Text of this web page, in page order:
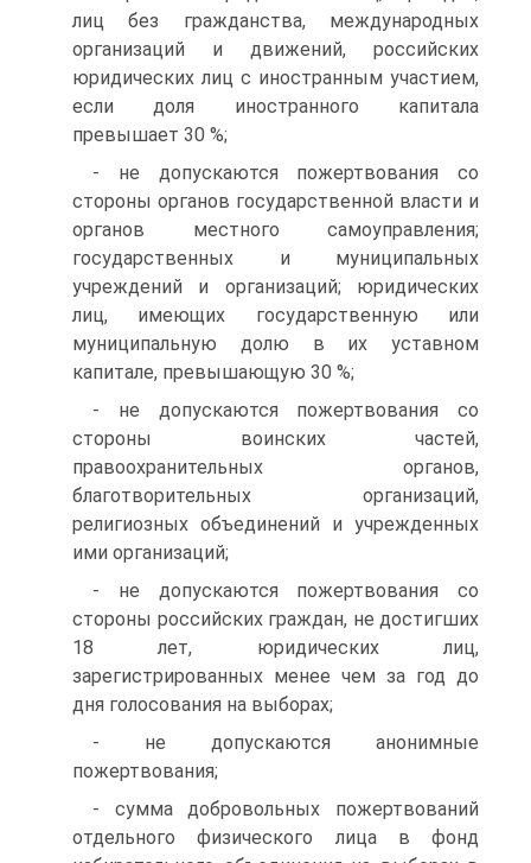
лиц без гражданства, международных
организаций и движений, российских
юридических лиц с иностранным участием,
если доля иностранного капитала
превышает 30 %;
- не допускаются пожертвования со
стороны органов государственной власти и
органов местного самоуправления;
государственных и муниципальных
учреждений и организаций; юридических
лиц, имеющих государственную или
муниципальную долю в их уставном
капитале, превышающую 30 %;
- не допускаются пожертвования со
стороны воинских частей,
правоохранительных органов,
благотворительных организаций,
религиозных объединений и учрежденных
ими организаций;
- не допускаются пожертвования со
стороны российских граждан, не достигших
18 лет, юридических лиц,
зарегистрированных менее чем за год до
дня голосования на выборах;
- не допускаются анонимные
пожертвования;
- сумма добровольных пожертвований
отдельного физического лица в фонд